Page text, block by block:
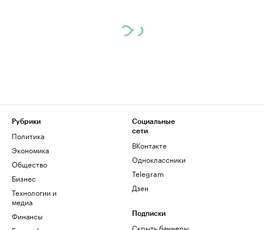
Рубрики
Политика
Экономика
Общество
Бизнес
Технологии и
медиа
Финансы
Социальные
сети
ВКонтакте
Одноклассники
Telegram
Дзен
Подписки
Скрыть баннеры